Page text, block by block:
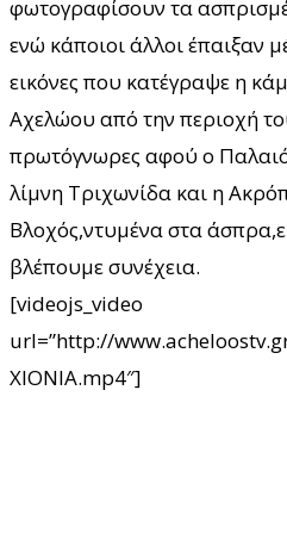
φωτογραφίσουν τα
ενώ κάποιοι άλλοι έπαιξαν
εικόνες που κατέγραψε η
Αχελώου από την περιοχή
πρωτόγνωρες αφού ο
λίμνη Τριχωνίδα και η
Βλοχός,ντυμένα στα
βλέπουμε συνέχεια.
[videojs_video
url=”http://
XIONIA.mp4″]